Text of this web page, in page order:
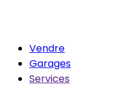
Vendre
Garages
Services